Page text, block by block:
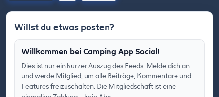
Willst du etwas posten?
Willkommen bei Camping App Social!
Dies ist nur ein kurzer Auszug des Feeds. Melde dich an
und werde Mitglied, um alle Beiträge, Kommentare und
Features freizuschalten. Die Mitgliedschaft ist eine